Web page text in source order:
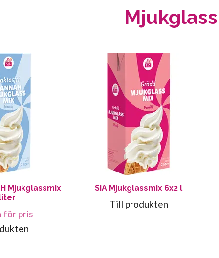
Mjukglassmix
för pris
SIA Mjukglassmix 6x2 l
Till produkten